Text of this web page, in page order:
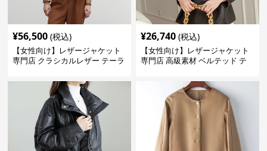
¥56,500 (税込)
【女性向け】レザージャケット
専門店 クラシカルレザー テーラ
¥26,740 (税込)
【女性向け】レザージャケット
専門店 高級素材 ベルテッド テ